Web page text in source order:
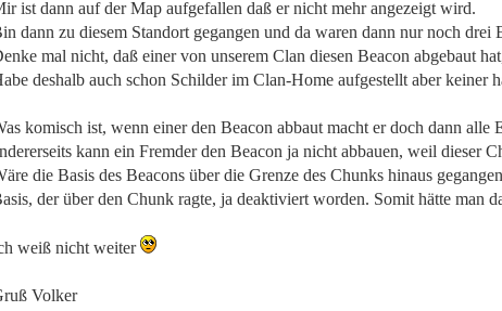
ist dann auf der Map aufgefallen daß er nicht mehr angezeigt wird.
dann zu diesem Standort gegangen und da waren dann nur noch drei
mal nicht, daß einer von unserem Clan diesen Beacon abgebaut
deshalb auch schon Schilder im Clan-Home aufgestellt aber keiner
komisch ist, wenn einer den Beacon abbaut macht er doch dann
kann ein Fremder den Beacon ja nicht abbauen, weil dieser
die Basis des Beacons über die Grenze des Chunks hinaus
der über den Chunk ragte, ja deaktiviert worden. Somit hätte man
weiß nicht weiter
Volker